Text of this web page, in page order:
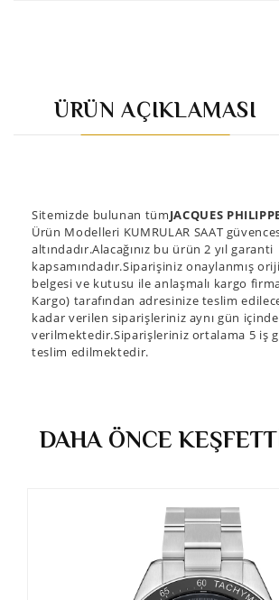
ÜRÜN AÇIKLAMASI
Sitemizde bulunan tümJACQUES
Ürün Modelleri KUMRULAR SAAT
altındadır.Alacağınız bu ürün 2 yıl garanti
kapsamındadır.Siparişiniz onaylanmış
belgesi ve kutusu ile anlaşmalı kargo
Kargo) tarafından adresinize teslim
kadar verilen siparişleriniz aynı gün
verilmektedir.Siparişleriniz ortalama 5 iş
teslim edilmektedir.
DAHA ÖNCE